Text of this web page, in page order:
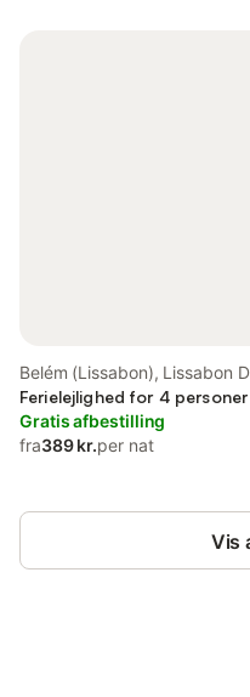
Belém (Lissabon), Lissabon
Ferielejlighed for 4 personer
Gratis afbestilling
fra389 kr.per nat
Vis